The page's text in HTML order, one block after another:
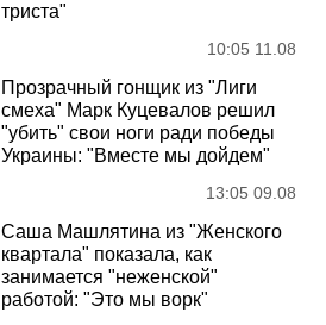
триста"
10:05 11.08
Прозрачный гонщик из "Лиги
смеха" Марк Куцевалов решил
"убить" свои ноги ради победы
Украины: "Вместе мы дойдем"
13:05 09.08
Саша Машлятина из "Женского
квартала" показала, как
занимается "неженской"
работой: "Это мы ворк"